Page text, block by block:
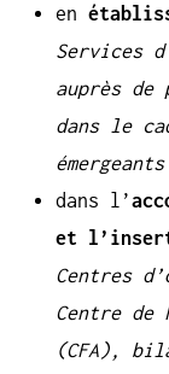
en
Services
auprès de
dans le
émergeants
dans l’
et
Centres
Centre de
(CFA),